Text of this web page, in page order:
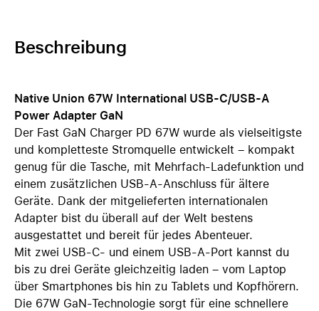
Beschreibung
Native Union 67W International USB-C/USB-A
Power Adapter GaN
Der Fast GaN Charger PD 67W wurde als vielseitigste
und kompletteste Stromquelle entwickelt – kompakt
genug für die Tasche, mit Mehrfach-Ladefunktion und
einem zusätzlichen USB-A-Anschluss für ältere
Geräte. Dank der mitgelieferten internationalen
Adapter bist du überall auf der Welt bestens
ausgestattet und bereit für jedes Abenteuer.
Mit zwei USB-C- und einem USB-A-Port kannst du
bis zu drei Geräte gleichzeitig laden – vom Laptop
über Smartphones bis hin zu Tablets und Kopfhörern.
Die 67W GaN-Technologie sorgt für eine schnellere